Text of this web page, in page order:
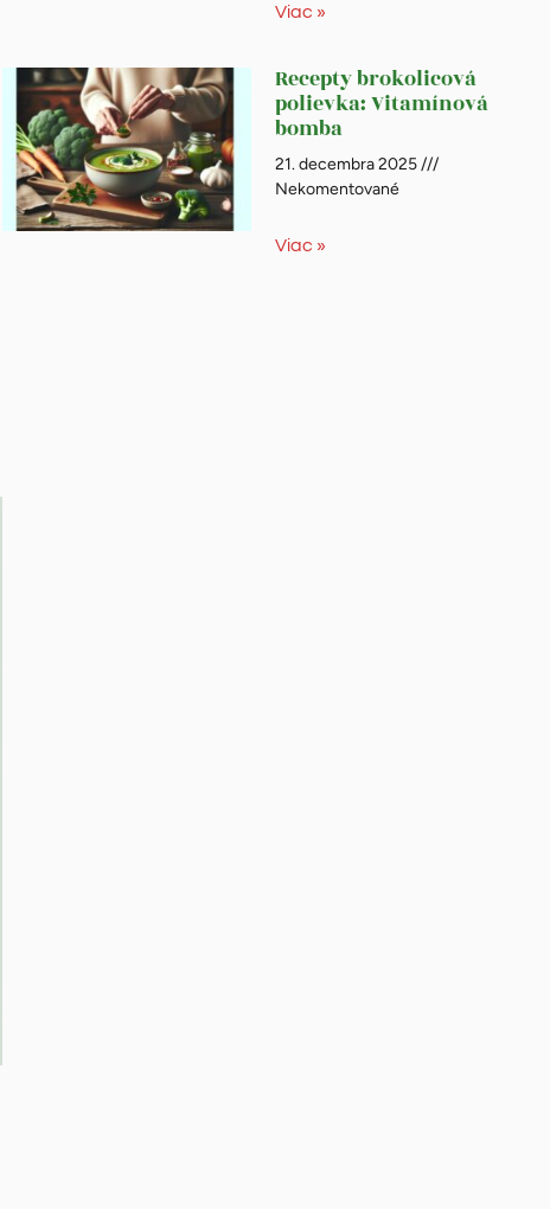
Viac »
Recepty brokolicová
polievka: Vitamínová
bomba
21. decembra 2025
Nekomentované
Viac »